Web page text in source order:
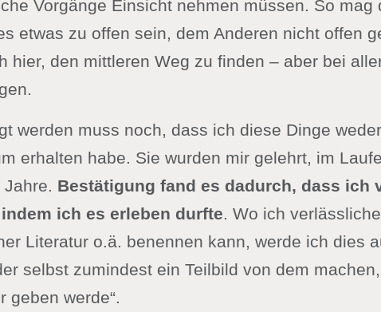
Vorgänge Einsicht nehmen müssen. So mag
etwas zu offen sein, dem Anderen nicht offen
hier, den mittleren Weg zu finden – aber bei
werden muss noch, dass ich diese Dinge
erhalten habe. Sie wurden mir gelehrt, im
Jahre. Bestätigung fand es dadurch, dass ich
ich es erleben durfte. Wo ich
Literatur o.ä. benennen kann, werde ich dies
selbst zumindest ein Teilbild von dem
geben werde“.